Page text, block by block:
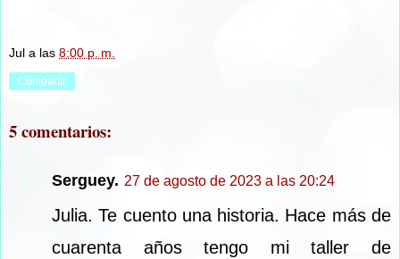
Jul a las 8:00 p. m.
Compartir
5 comentarios:
Serguey. 27 de agosto de 2023 a las 20:24
Julia. Te cuento una historia. Hace más de
cuarenta años tengo mi taller de